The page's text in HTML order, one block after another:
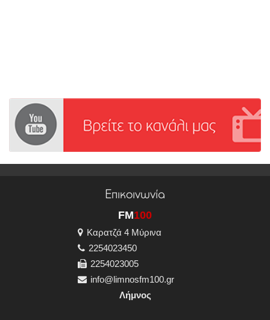
Επικοινωνία
FM100
Καρατζά 4 Μύρινα
2254023450
2254023005
info@limnosfm100.gr
Λήμνος